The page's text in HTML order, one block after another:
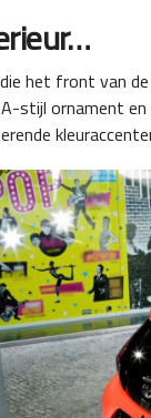
het front van
stijl ornament en